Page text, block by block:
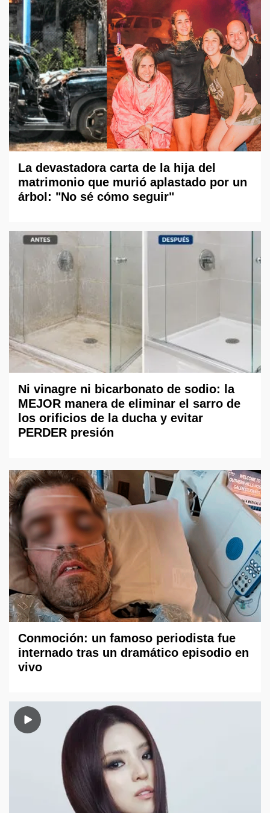
La devastadora carta de la hija del
matrimonio que murió aplastado por un
árbol: "No sé cómo seguir"
Ni vinagre ni bicarbonato de sodio: la
MEJOR manera de eliminar el sarro de
los orificios de la ducha y evitar
PERDER presión
Conmoción: un famoso periodista fue
internado tras un dramático episodio en
vivo